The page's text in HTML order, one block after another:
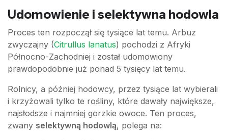
Udomowienie i selektywna hodowla
Proces ten rozpoczął się tysiące lat temu. Arbuz
zwyczajny (Citrullus lanatus) pochodzi z Afryki
Północno-Zachodniej i został udomowiony
prawdopodobnie już ponad 5 tysięcy lat temu.
Rolnicy, a później hodowcy, przez tysiące lat wybierali
i krzyżowali tylko te rośliny, które dawały największe,
najsłodsze i najmniej gorzkie owoce. Ten proces,
zwany selektywną hodowlą, polega na: